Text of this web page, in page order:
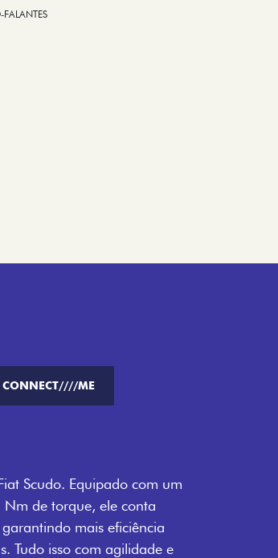
CONNECT////ME
Scudo. Equipado com um
de torque, ele conta
mais eficiência
Tudo isso com agilidade e